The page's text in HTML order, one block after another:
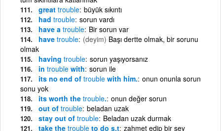
great trouble büyük sıkıntı
had trouble sorun vardı
have a trouble Bir sorun var
have trouble (deyim) Başı dertte olmak, bir sorunu
olmak
having trouble sorun yaşıyorsanız
in trouble with sorun ile
its no end of trouble with him. onun onunla sorun
sonu yok
its worth the trouble. onun değer sorun
out of trouble beladan uzak
stay out of trouble Beladan uzak durmak
take the trouble to do s.t zahmet edip bir şey